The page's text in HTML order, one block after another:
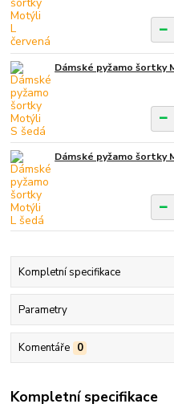
Dámské pyžamo šortky
Dámské pyžamo šortky
Kompletní specifikace
Parametry
Komentáře 0
Kompletní specifikace